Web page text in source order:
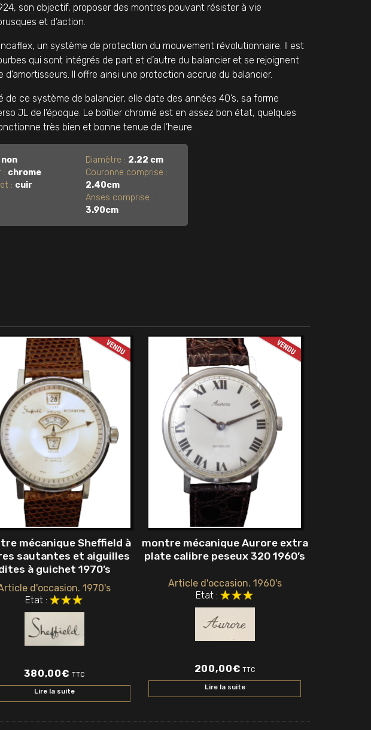
son objectif, proposer des montres pouvant résister à vie
et d’action.
un système de protection du mouvement révolutionnaire. Il est
qui sont intégrés de part et d’autre du balancier et se rejoignent
d’amortisseurs. Il offre ainsi une protection accrue du balancier.
ce système de balancier, elle date des années 40’s, sa forme
JL de l’époque. Le boîtier chromé est en assez bon état, quelques
très bien et bonne tenue de l’heure.
non
: chrome
: cuir
Diamètre : 2.22 cm
Couronne comprise :
2.40cm
Anses comprise :
3.90cm
mécanique Sheffield à
sautantes et aiguilles
à guichet 1970’s
d'occasion. 1970's
Etat :
380,00€ TTC
Lire la suite
montre mécanique Aurore extra
plate calibre peseux 320 1960’s
Article d'occasion. 1960's
Etat :
200,00€ TTC
Lire la suite